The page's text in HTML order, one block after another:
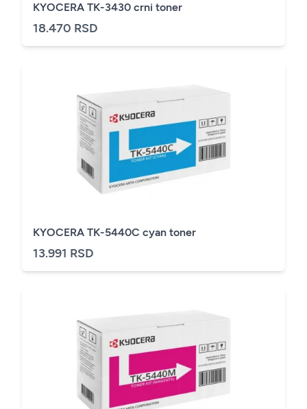
KYOCERA TK-3430 crni toner
18.470 RSD
KYOCERA TK-5440C cyan toner
13.991 RSD